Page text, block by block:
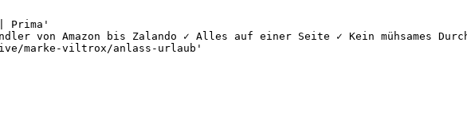
Prima'
von Amazon bis Zalando ✓ Alles auf einer Seite ✓ Kein mühsames
marke-viltrox/anlass-urlaub'